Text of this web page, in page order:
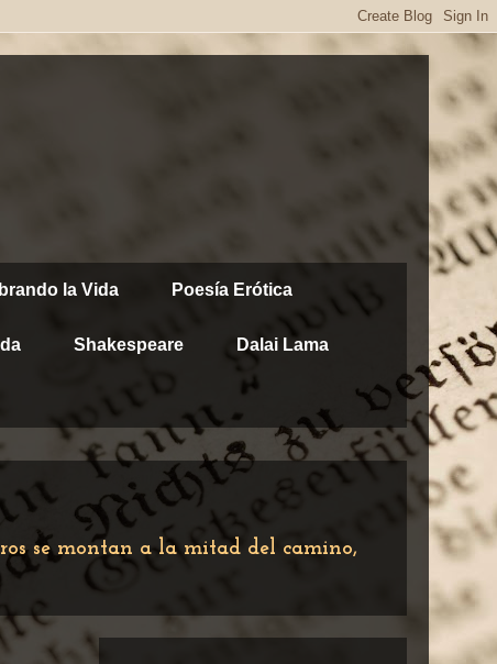
la Vida Poesía Erótica
Shakespeare Dalai Lama
se montan a la mitad del camino,